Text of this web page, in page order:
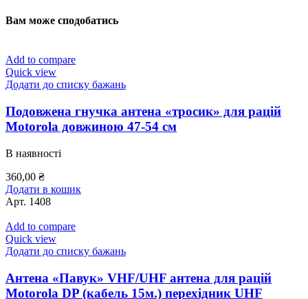
Вам може сподобатись
Add to compare
Quick view
Додати до списку бажань
Подовжена гнучка антена «тросик» для рацій
Motorola довжиною 47-54 см
В наявності
360,00 ₴
Додати в кошик
Арт. 1408
Add to compare
Quick view
Додати до списку бажань
Антена «Павук» VHF/UHF антена для рацій
Motorola DP (кабель 15м.) перехідник UHF